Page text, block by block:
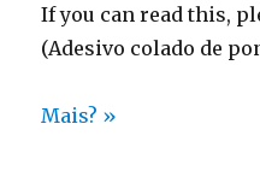
If you can read this,
(Adesivo colado de
Mais? »